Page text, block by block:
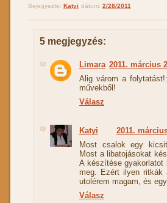
Bejegyezte: Katyi dátum: 2/28/2011
5 megjegyzés:
Limara 2011. március
Alig várom a
művekből!
Válasz
Katyi
2011.
Most csalok egy
Most a libatojásokat
A készítése gyakorlatot
meg. Ezért ilyen ritkák
utolérem magam, és
Válasz